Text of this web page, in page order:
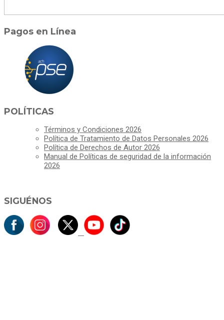
Pagos en Línea
POLÍTICAS
Términos y Condiciones 2026
Política de Tratamiento de Datos Personales 2026
Política de Derechos de Autor 2026
Manual de Políticas de seguridad de la información
2026
SIGUÉNOS